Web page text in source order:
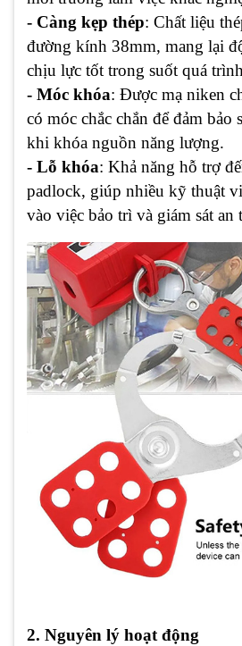
- Càng kẹp thép: Chất liệu
đường kính 38mm, mang lại
chịu lực tốt trong suốt quá
- Móc khóa: Được mạ niken
có móc chắc chắn để đảm bảo
khi khóa nguồn năng lượng.
- Lỗ khóa: Khả năng hỗ trợ
padlock, giúp nhiều kỹ thuật
vào việc bảo trì và giám sát an
2. Nguyên lý hoạt động